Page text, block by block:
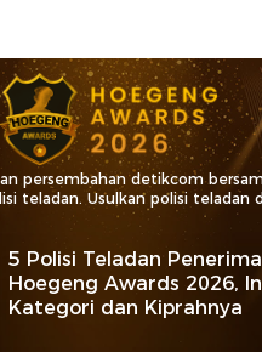
persembahan detikcom
teladan. Usulkan polisi teladan
5 Polisi Teladan Penerima
Hoegeng Awards 2026,
Kategori dan Kiprahnya